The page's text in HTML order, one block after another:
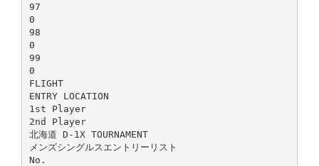
97
0
98
0
99
0
FLIGHT
ENTRY LOCATION
1st Player
2nd Player
北海道 D-1X TOURNAMENT
メンズシングルスエントリーリスト
No.